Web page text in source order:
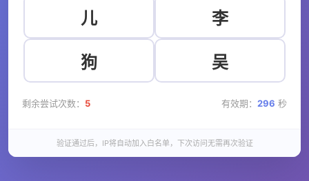
儿 李
狗 吴
剩余尝试次数： 5 有效期： 296 秒
验证通过后，IP将自动加入白名单，下次访问无需再次验证